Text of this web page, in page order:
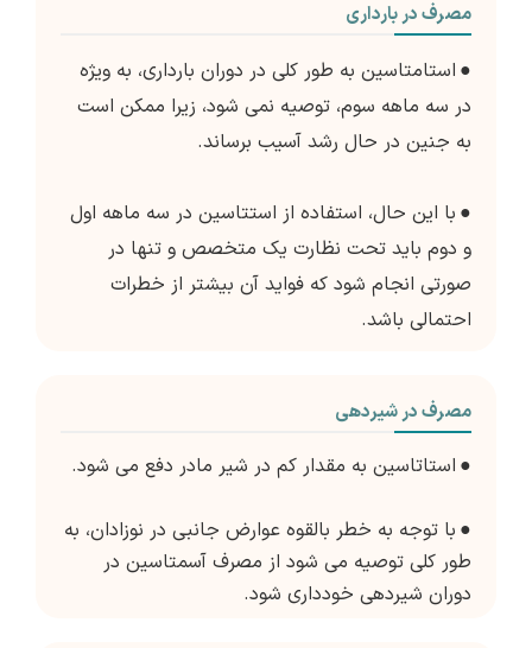
مصرف در بارداری
●استامتاسین به طور کلی در دوران بارداری، به ویژه
در سه ماهه سوم، توصیه نمی شود، زیرا ممکن است
به جنین در حال رشد آسیب برساند.
●با این حال، استفاده از استتاسین در سه ماهه اول
و دوم باید تحت نظارت یک متخصص و تنها در
صورتی انجام شود که فواید آن بیشتر از خطرات
احتمالی باشد.
مصرف در شیردهی
●استاتاسین به مقدار کم در شیر مادر دفع می شود.
●با توجه به خطر بالقوه عوارض جانبی در نوزادان، به
طور کلی توصیه می شود از مصرف آسمتاسین در
دوران شیردهی خودداری شود.